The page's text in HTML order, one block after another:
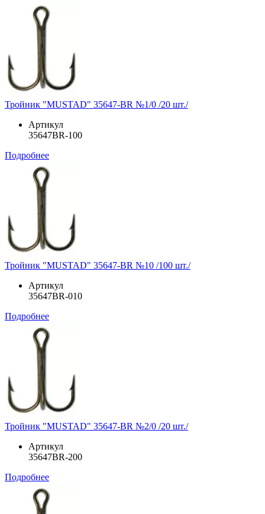
Тройник "MUSTAD" 35647-BR №1/0 /20 шт./
Артикул
35647BR-100
Подробнее
Тройник "MUSTAD" 35647-BR №10 /100 шт./
Артикул
35647BR-010
Подробнее
Тройник "MUSTAD" 35647-BR №2/0 /20 шт./
Артикул
35647BR-200
Подробнее